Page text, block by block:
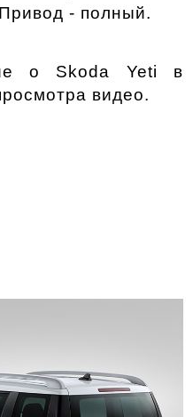
- полный.
о Skoda Yeti в
видео.